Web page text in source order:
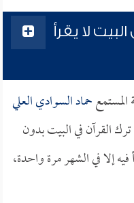
لا يقرأ
حماد السوادي العلي
القرآن في البيت بدون
إلا في الشهر مرة واحدة،